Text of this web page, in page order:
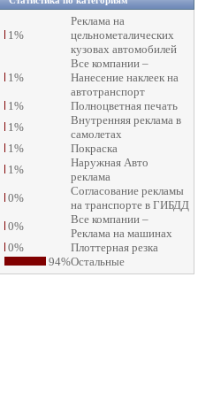
1%
Реклама на
цельнометалических
кузовах автомобилей
1%
Все компании –
Нанесение наклеек на
автотранспорт
1%
Полноцветная печать
1%
Внутренняя реклама в
самолетах
1%
Покраска
1%
Наружная Авто
реклама
0%
Согласование рекламы
на транспорте в ГИБДД
0%
Все компании –
Реклама на машинах
0%
Плоттерная резка
94%Остальные